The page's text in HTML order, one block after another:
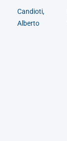
Candioti,
Alberto